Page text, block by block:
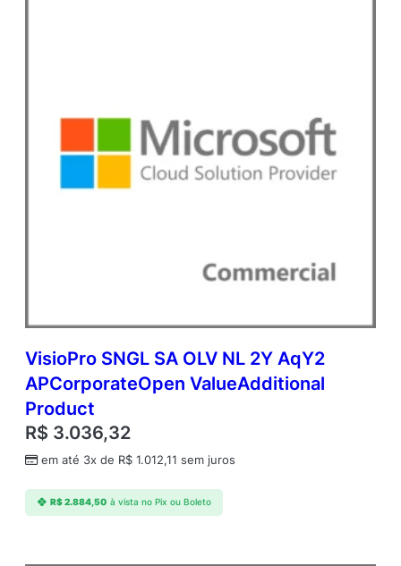
VisioPro SNGL SA OLV NL 2Y AqY2
APCorporateOpen ValueAdditional
Product
R$ 3.036,32
em até 3x de R$ 1.012,11 sem juros
R$2.884,50 à vista no Pix ou Boleto